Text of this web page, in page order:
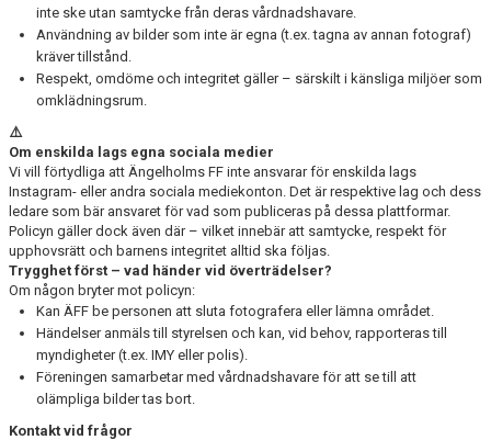
inte ske utan samtycke från deras vårdnadshavare.
Användning av bilder som inte är egna (t.ex. tagna av annan fotograf)
kräver tillstånd.
Respekt, omdöme och integritet gäller – särskilt i känsliga miljöer som
omklädningsrum.
⚠️
Om enskilda lags egna sociala medier
Vi vill förtydliga att Ängelholms FF inte ansvarar för enskilda lags
Instagram- eller andra sociala mediekonton. Det är respektive lag och dess
ledare som bär ansvaret för vad som publiceras på dessa plattformar.
Policyn gäller dock även där – vilket innebär att samtycke, respekt för
upphovsrätt och barnens integritet alltid ska följas.
Trygghet först – vad händer vid överträdelser?
Om någon bryter mot policyn:
Kan ÄFF be personen att sluta fotografera eller lämna området.
Händelser anmäls till styrelsen och kan, vid behov, rapporteras till
myndigheter (t.ex. IMY eller polis).
Föreningen samarbetar med vårdnadshavare för att se till att
olämpliga bilder tas bort.
Kontakt vid frågor